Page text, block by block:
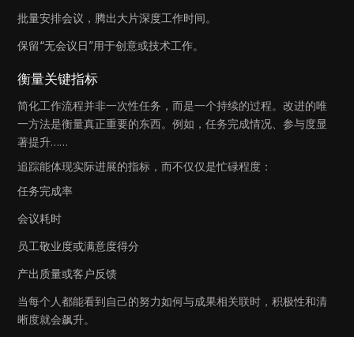
批量安排会议，腾出大片深度工作时间。
保留“无会议日”用于创意或技术工作。
衡量关键指标
简化工作流程并非一次性任务，而是一个持续的过程。改进的唯
一方法是衡量真正重要的东西。例如，任务完成情况、参与度显
著提升……
追踪能体现实际进展的指标，而不仅仅是忙碌程度：
任务完成率
会议耗时
员工敬业度或满意度得分
产出质量或客户反馈
当每个人都能看到自己的努力如何与成果相关联时，积极性和清
晰度就会飙升。